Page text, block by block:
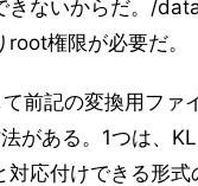
きないからだ。/
権限が必要だ。
前記の変換用ファ
がある。1つは、
対応付けできる形式